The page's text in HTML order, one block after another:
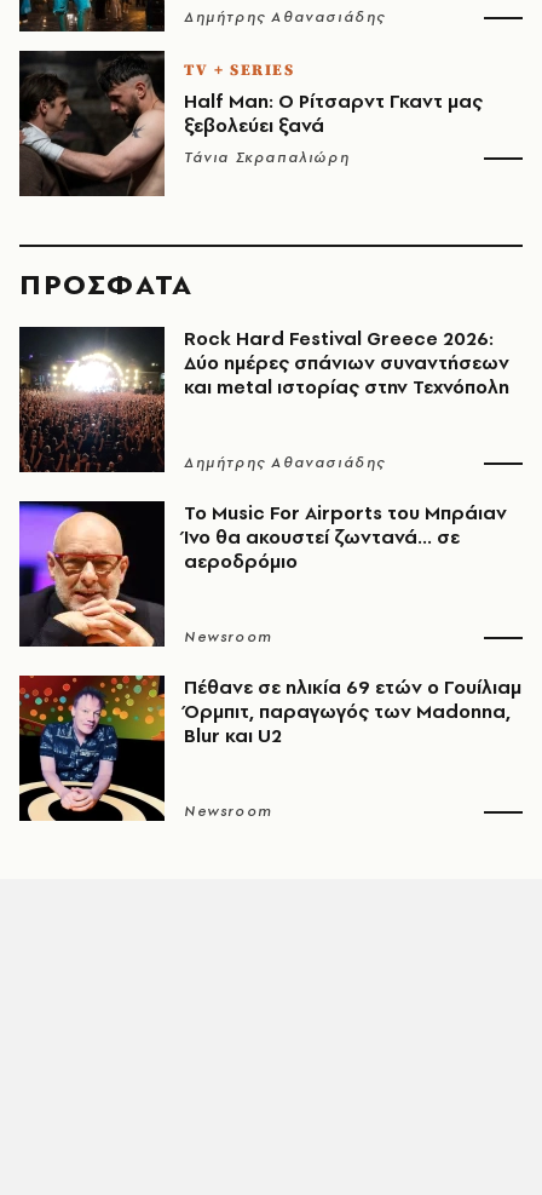
Δημήτρης Αθανασιάδης
TV + SERIES
Half Man: Ο Ρίτσαρντ Γκαντ μας
ξεβολεύει ξανά
Τάνια Σκραπαλιώρη
ΠΡΟΣΦΑΤΑ
Rock Hard Festival Greece 2026:
Δύο ημέρες σπάνιων συναντήσεων
και metal ιστορίας στην Τεχνόπολη
Δημήτρης Αθανασιάδης
Το Music For Airports του Μπράιαν
Ίνο θα ακουστεί ζωντανά... σε
αεροδρόμιο
Newsroom
Πέθανε σε ηλικία 69 ετών ο Γουίλιαμ
Όρμπιτ, παραγωγός των Madonna,
Blur και U2
Newsroom